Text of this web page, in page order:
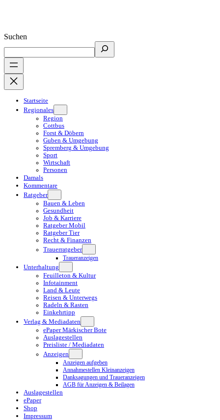
Suchen
Startseite
Regionales
Region
Cottbus
Forst & Döbern
Guben & Umgebung
Spremberg & Umgebung
Sport
Wirtschaft
Personen
Damals
Kommentare
Ratgeber
Bauen & Leben
Gesundheit
Job & Karriere
Ratgeber Mobil
Ratgeber Tier
Recht & Finanzen
Trauerratgeber
Traueranzeigen
Unterhaltung
Feuilleton & Kultur
Infotainment
Land & Leute
Reisen & Unterwegs
Radeln & Rasten
Einkehrtipp
Verlag & Mediadaten
ePaper Märkischer Bote
Auslagestellen
Preisliste / Mediadaten
Anzeigen
Anzeigen aufgeben
Annahmestellen Kleinanzeigen
Danksagungen und Traueranzeigen
AGB für Anzeigen & Beilagen
Auslagestellen
ePaper
Shop
Impressum